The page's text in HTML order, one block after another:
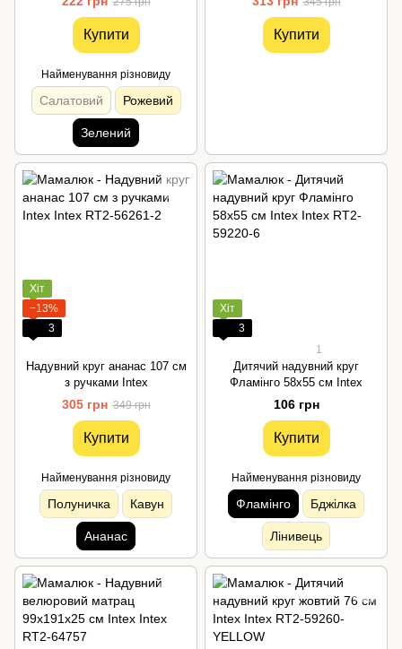
Купити
Найменування різновиду
Салатовий Рожевий
Зелений
Купити
Хіт
−13%
3
Надувний круг ананас 107 см
з ручками Intex
305 грн 349 грн
Купити
Найменування різновиду
Полуничка Кавун
Ананас
Хіт
3
1
Дитячий надувний круг
Фламінго 58x55 см Intex
106 грн
Купити
Найменування різновиду
Фламінго Бджілка
Лінивець